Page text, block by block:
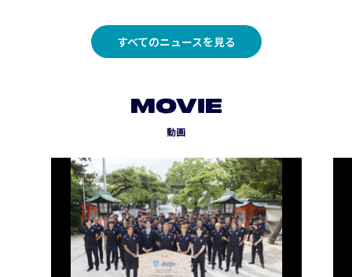
すべてのニュースを見る
MOVIE
動画